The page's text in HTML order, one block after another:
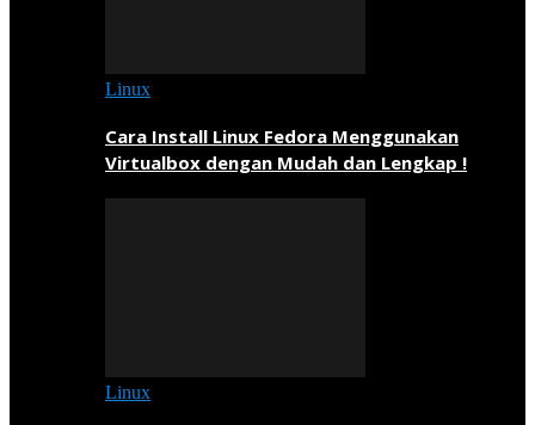
Linux
Cara Install Linux Fedora Menggunakan
Virtualbox dengan Mudah dan Lengkap !
Linux